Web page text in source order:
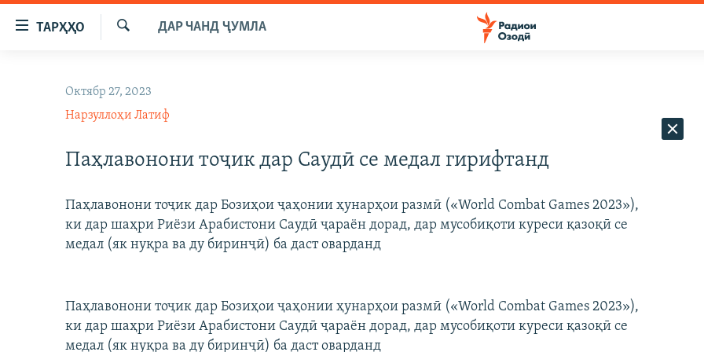
Пайвандҳои
дастрасӣ
ТАРҲҲО
ОСИЁИ МАРКАЗӢ
ФАРҲАНГ
ГАПИ ОЗОД
САЛОМ, ХОҲАР
ҶАНГ ДАР УКРАИНА
НАЗАРИ МАРДУМ
НИГОРИСТОН
РӮЙХАТҲО
КИТОБҲОИ ОЗОДӢ
ДАР ЧАНД ҶУМЛА
Октябр 27, 2023
Нарзуллоҳи Латиф
Паҳлавонони тоҷик дар Саудӣ се медал гирифтанд
Паҳлавонони тоҷик дар Бозиҳои ҷаҳонии ҳунарҳои размӣ («World Combat Games 2023»),
ки дар шаҳри Риёзи Арабистони Саудӣ ҷараён дорад, дар мусобиқоти куреси қазоқӣ се
медал (як нуқра ва ду биринҷӣ) ба даст оварданд
Паҳлавонони тоҷик дар Бозиҳои ҷаҳонии ҳунарҳои размӣ («World Combat Games 2023»),
ки дар шаҳри Риёзи Арабистони Саудӣ ҷараён дорад, дар мусобиқоти куреси қазоқӣ се
медал (як нуқра ва ду биринҷӣ) ба даст оварданд